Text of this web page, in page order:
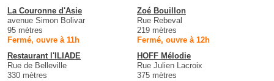
La Couronne d'Asie
avenue Simon Bolivar
95 mètres
Fermé, ouvre à 11h
Zoé Bouillon
Rue Rebeval
219 mètres
Fermé, ouvre à 12h
Restaurant l'ILIADE
Rue de Belleville
330 mètres
HOFF Mélodie
Rue Julien Lacroix
375 mètres